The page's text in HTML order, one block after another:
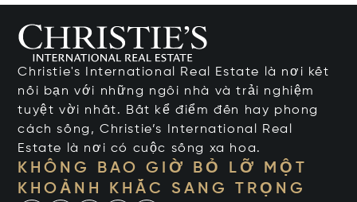
Christie's International Real Estate là nơi kết
nối bạn với những ngôi nhà và trải nghiệm
tuyệt vời nhất. Bất kể điểm đến hay phong
cách sống, Christie’s International Real
Estate là nơi có cuộc sống xa hoa.
KHÔNG BAO GIỜ BỎ LỠ MỘT
KHOẢNH KHẮC SANG TRỌNG